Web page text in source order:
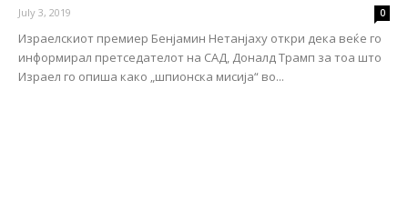
July 3, 2019 0
Израелскиот премиер Бенјамин Нетанјаху откри дека веќе го
информирал претседателот на САД, Доналд Трамп за тоа што
Израел го опиша како „шпионска мисија“ во...